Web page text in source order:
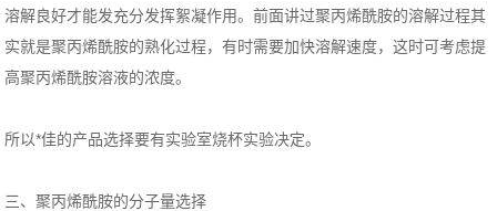
溶解良好才能发充分发挥絮凝作用。前面讲过聚丙烯酰胺的溶解过程其
实就是聚丙烯酰胺的熟化过程，有时需要加快溶解速度，这时可考虑提
高聚丙烯酰胺溶液的浓度。
所以*佳的产品选择要有实验室烧杯实验决定。
三、聚丙烯酰胺的分子量选择